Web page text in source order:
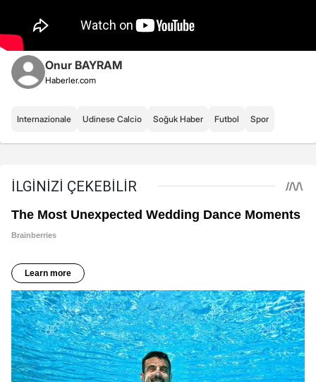
Onur BAYRAM
Haberler.com
Internazionale Udinese Calcio Soğuk Haber Futbol Spor